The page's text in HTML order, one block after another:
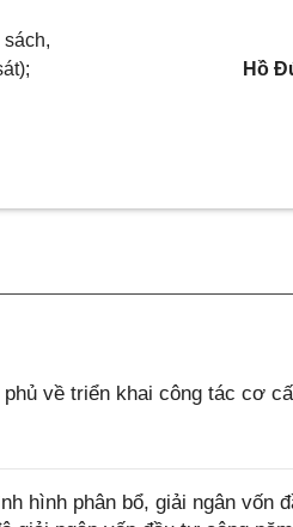
Hồ
về triển khai công tác cơ
hình phân bổ, giải ngân vốn